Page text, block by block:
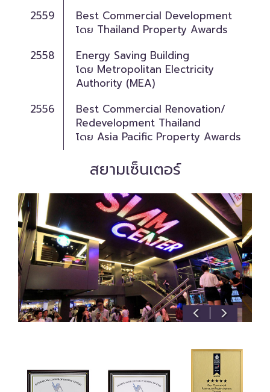
2559
Best Commercial Development
โดย Thailand Property Awards
2558
Energy Saving Building
โดย Metropolitan Electricity
Authority (MEA)
2556
Best Commercial Renovation/
Redevelopment Thailand
โดย Asia Pacific Property Awards
สยามเซ็นเตอร์